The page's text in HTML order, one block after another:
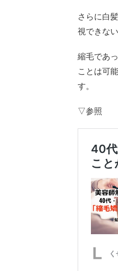
と
め
さらに白
視できな
縮毛であ
ことは可
す。
▽参照